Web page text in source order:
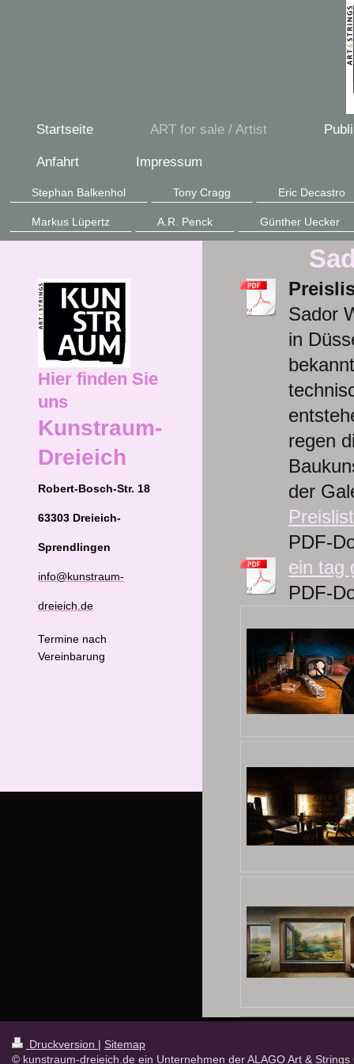
Startseite ART for sale / Artist
Anfahrt Impressum
Stephan Balkenhol Tony Cragg Eric Decastro
Markus Lüpertz A.R. Penck Günther Uecker
Sador
in
regen
der
PDF-
ein tag
PDF-
Hier finden Sie
uns
Kunstraum-
Dreieich
Robert-Bosch-Str. 18
63303 Dreieich-
Sprendlingen
info@kunstraum-
dreieich.de
Termine nach
Vereinbarung
Druckversion | Sitemap
© kunstraum-dreieich.de ein Unternehmen der ALAGO Art & Strings